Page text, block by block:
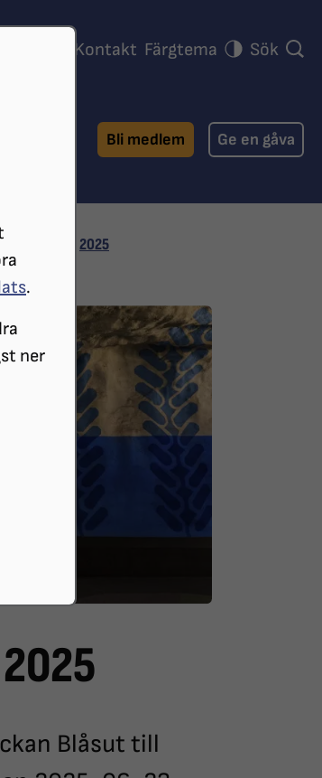
.
ner
Kontakt Färgtema Sök
Bli medlem Ge en gåva
2025
Blåsut till